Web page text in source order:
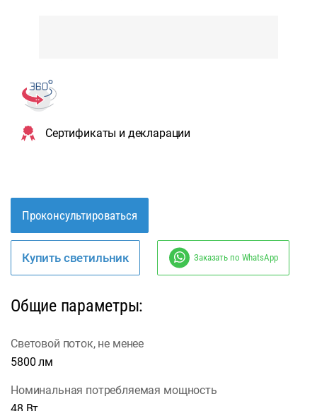
Сертификаты и декларации
Проконсультироваться
Купить светильник Заказать по WhatsApp
Общие параметры:
Световой поток, не менее
5800 лм
Номинальная потребляемая мощность